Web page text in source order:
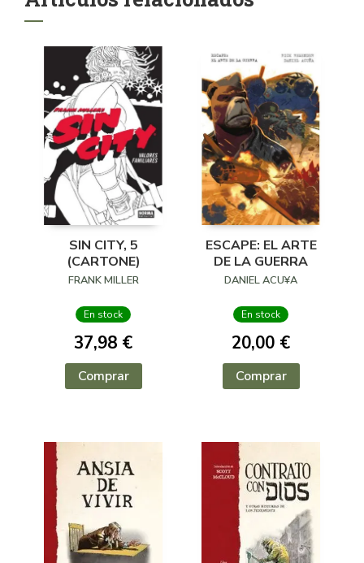
SIN CITY, 5
(CARTONE)
FRANK MILLER
En stock
37,98 €
Comprar
ESCAPE: EL ARTE
DE LA GUERRA
DANIEL ACU¥A
En stock
20,00 €
Comprar